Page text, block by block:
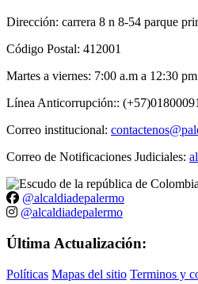
Dirección: carrera 8 n 8-54 parque
Código Postal: 412001
Martes a viernes: 7:00 a.m a 12:30
Línea Anticorrupción::
Correo institucional:
Correo de Notificaciones Judiciales:
@alcaldiadepalermo
@alcaldiadepalermo
Última Actualización:
Políticas Mapas del sitio Terminos y